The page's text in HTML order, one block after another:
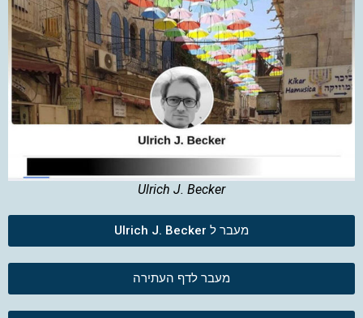
Ulrich J. Becker
מעבר ל Ulrich J. Becker
מעבר לדף העתירה